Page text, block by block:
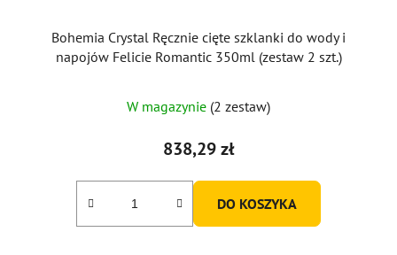
Bohemia Crystal Ręcznie cięte szklanki do wody i
napojów Felicie Romantic 350ml (zestaw 2 szt.)
W magazynie (2 zestaw)
838,29 zł
DO KOSZYKA